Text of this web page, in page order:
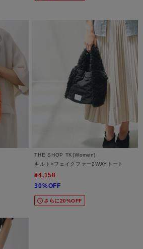
THE SHOP TK(Women)
キルト×フェイクファー2WAYトート
¥4,158
30%OFF
さらに20%OFF